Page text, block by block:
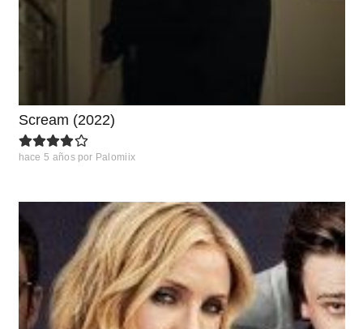
Scream (2022)
hace 5 años por Palomiix